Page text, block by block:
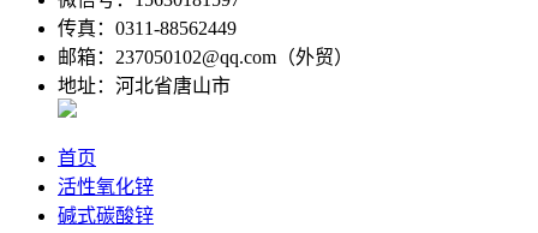
传真：0311-88562449
邮箱：237050102@qq.com（外贸）
地址：河北省唐山市
首页
活性氧化锌
碱式碳酸锌